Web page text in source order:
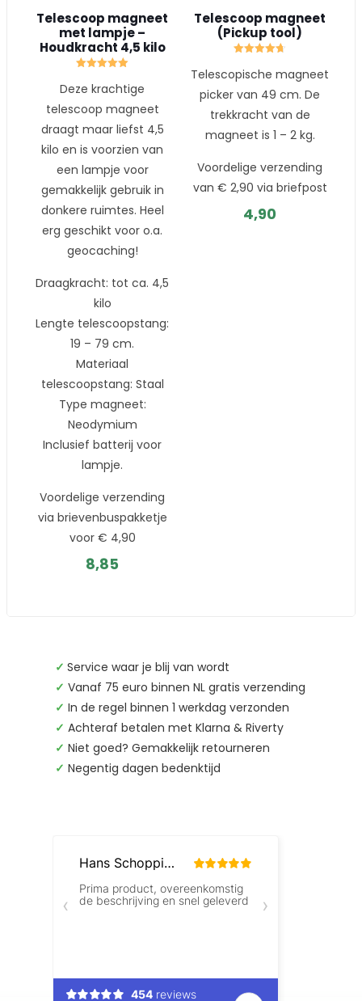
Telescoop magneet
met lampje –
Houdkracht 4,5 kilo
5.00
uit 5
Deze krachtige
telescoop magneet
draagt maar liefst 4,5
kilo en is voorzien van
een lampje voor
gemakkelijk gebruik in
donkere ruimtes. Heel
erg geschikt voor o.a.
geocaching!
Draagkracht: tot ca. 4,5
kilo
Lengte telescoopstang:
19 – 79 cm.
Materiaal
telescoopstang: Staal
Type magneet:
Neodymium
Inclusief batterij voor
lampje.
Voordelige verzending
via brievenbuspakketje
voor € 4,90
8,85
Telescoop magneet
(Pickup tool)
4.67
uit 5
Telescopische magneet
picker van 49 cm. De
trekkracht van de
magneet is 1 – 2 kg.
Voordelige verzending
van € 2,90 via briefpost
4,90
✓ Service waar je blij van wordt
✓ Vanaf 75 euro binnen NL gratis verzending
✓ In de regel binnen 1 werkdag verzonden
✓ Achteraf betalen met Klarna & Riverty
✓ Niet goed? Gemakkelijk retourneren
✓ Negentig dagen bedenktijd